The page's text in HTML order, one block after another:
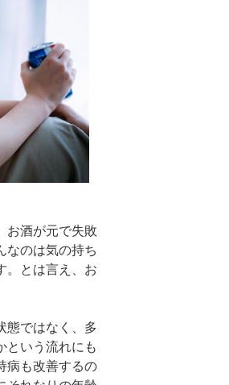
お酒が元で失敗
なのは気の持ち
。とは言え、お
態ではなく、多
という流れにも
病も改善するの